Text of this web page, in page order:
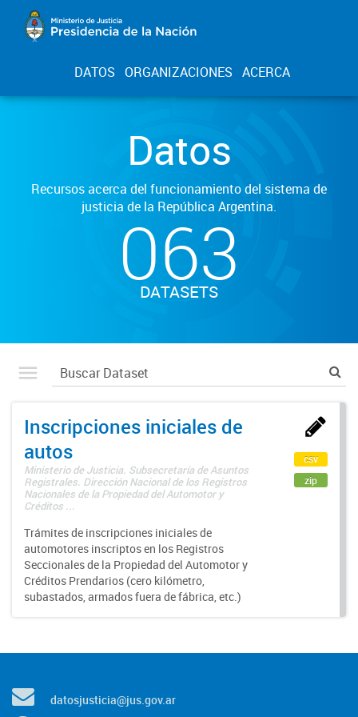
DATOS ORGANIZACIONES ACERCA
Datos
Recursos acerca del funcionamiento del sistema de
justicia de la República Argentina.
063
DATASETS
Inscripciones iniciales de
autos
Ministerio de Justicia. Subsecretaría de Asuntos
Registrales. Dirección Nacional de los Registros
Nacionales de la Propiedad del Automotor y
Créditos ...
Trámites de inscripciones iniciales de
automotores inscriptos en los Registros
Seccionales de la Propiedad del Automotor y
Créditos Prendarios (cero kilómetro,
subastados, armados fuera de fábrica, etc.)
csv
zip
datosjusticia@jus.gov.ar